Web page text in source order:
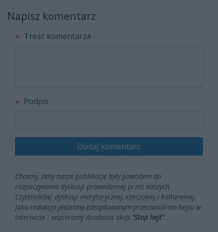
Napisz komentarz
Treść komentarza
Podpis
Dodaj komentarz
Chcemy, żeby nasze publikacje były powodem do
rozpoczynania dyskusji prowadzonej przez naszych
Czytelników; dyskusji merytorycznej, rzeczowej i kulturalnej.
Jako redakcja jesteśmy zdecydowanym przeciwnikiem hejtu w
Internecie i wspieramy działania akcji "Stop hejt".